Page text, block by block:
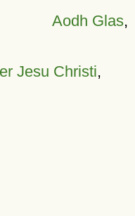
Aodh Glas,
Jesu Christi,